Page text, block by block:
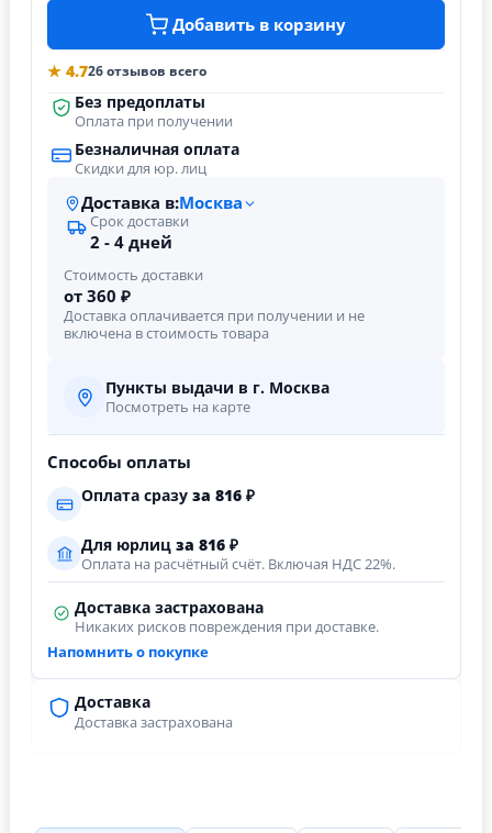
Доставка
Доставка застрахована
Добавить в корзину
★ 4.726 отзывов всего
Без предоплаты
Оплата при получении
Безналичная оплата
Скидки для юр. лиц
Доставка в:Москва
Срок доставки
2 - 4 дней
Стоимость доставки
от 360 ₽
Доставка оплачивается при получении и не
включена в стоимость товара
Пункты выдачи в г. Москва
Посмотреть на карте
Способы оплаты
Оплата сразу за 816 ₽
Для юрлиц за 816 ₽
Оплата на расчётный счёт. Включая НДС 22%.
Доставка застрахована
Никаких рисков повреждения при доставке.
Напомнить о покупке